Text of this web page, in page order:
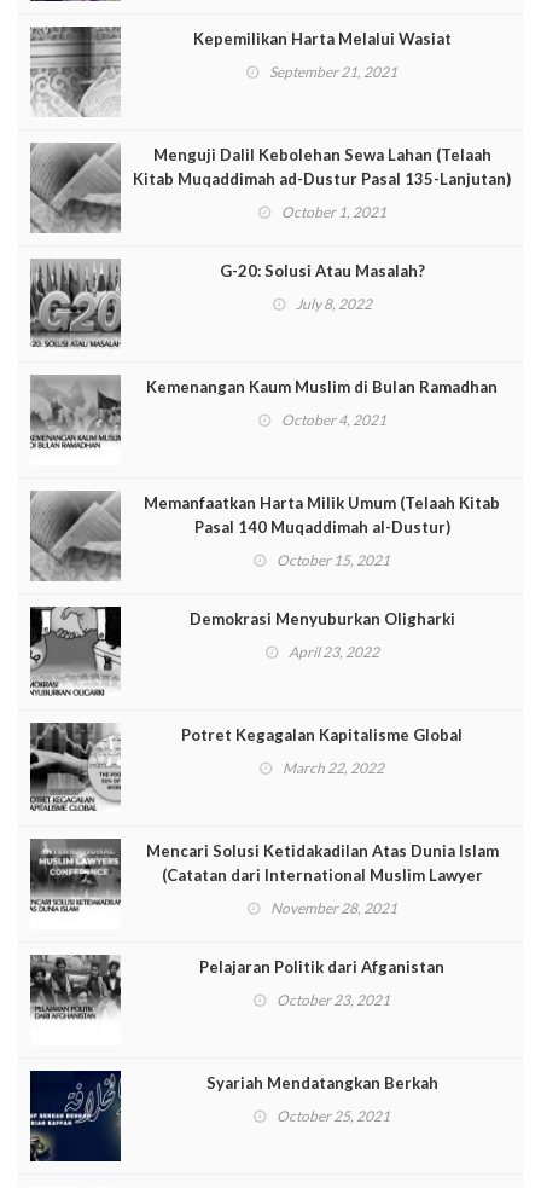
Kepemilikan Harta Melalui Wasiat
September 21, 2021
Menguji Dalil Kebolehan Sewa Lahan (Telaah
Kitab Muqaddimah ad-Dustur Pasal 135-Lanjutan)
October 1, 2021
G-20: Solusi Atau Masalah?
July 8, 2022
Kemenangan Kaum Muslim di Bulan Ramadhan
October 4, 2021
Memanfaatkan Harta Milik Umum (Telaah Kitab
Pasal 140 Muqaddimah al-Dustur)
October 15, 2021
Demokrasi Menyuburkan Oligharki
April 23, 2022
Potret Kegagalan Kapitalisme Global
March 22, 2022
Mencari Solusi Ketidakadilan Atas Dunia Islam
(Catatan dari International Muslim Lawyer
Conference [IMLC])
November 28, 2021
Pelajaran Politik dari Afganistan
October 23, 2021
Syariah Mendatangkan Berkah
October 25, 2021